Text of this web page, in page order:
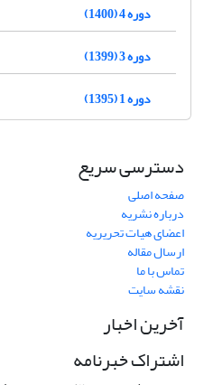
دوره 4 (1400)
دوره 3 (1399)
دوره 1 (1395)
دسترسی سریع
صفحه اصلی
درباره نشریه
اعضای هیات تحریریه
ارسال مقاله
تماس با ما
نقشه سایت
آخرین اخبار
اشتراک خبرنامه